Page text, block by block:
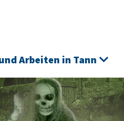
Arbeiten in Tann